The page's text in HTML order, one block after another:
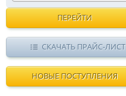
ПЕРЕЙТИ
СКАЧАТЬ ПРАЙС-ЛИСТ
НОВЫЕ ПОСТУПЛЕНИЯ